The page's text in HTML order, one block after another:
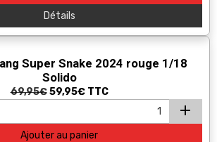
Détails
Super Snake 2024 rouge 1/18
Solido
69,95€ 59,95€ TTC
Ajouter au panier